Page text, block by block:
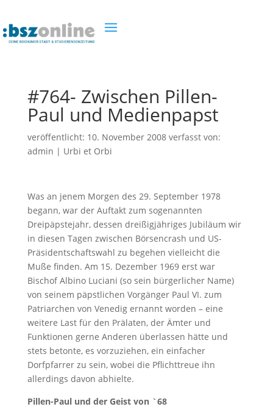
#764- Zwischen Pillen-
Paul und Medienpapst
veröffentlicht: 10. November 2008verfasst von:
admin | Urbi et Orbi
Was an jenem Morgen des 29. September 1978
begann, war der Auftakt zum sogenannten
Dreipäpstejahr, dessen dreißigjähriges Jubiläum wir
in diesen Tagen zwischen Börsencrash und US-
Präsidentschaftswahl zu begehen vielleicht die
Muße finden. Am 15. Dezember 1969 erst war
Bischof Albino Luciani (so sein bürgerlicher Name)
von seinem päpstlichen Vorgänger Paul VI. zum
Patriarchen von Venedig ernannt worden – eine
weitere Last für den Prälaten, der Ämter und
Funktionen gerne Anderen überlassen hätte und
stets betonte, es vorzuziehen, ein einfacher
Dorfpfarrer zu sein, wobei die Pflichttreue ihn
allerdings davon abhielte.
Pillen-Paul und der Geist von `68